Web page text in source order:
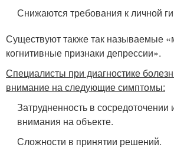
Снижаются требования к личной
Существуют также так называемые
когнитивные признаки депрессии».
Специалисты при диагностике
внимание на следующие симптомы:
Затрудненность в сосредоточении
внимания на объекте.
Сложности в принятии решений.